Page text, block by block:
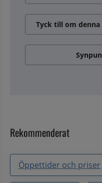
Tyck till om denna
Rekommenderat
Öppettider och priser